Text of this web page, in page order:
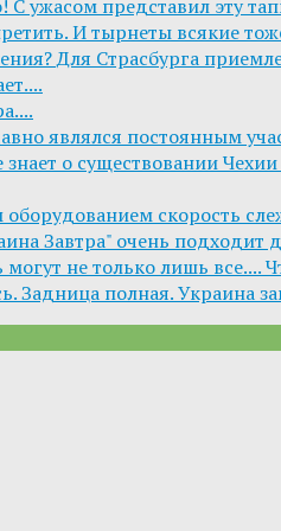
С ужасом представил эту
И тырнеты всякие
Для Страсбурга
являлся постоянным
о существовании
скорость
Завтра" очень подходит
не только лишь все....
Задница полная. Украина